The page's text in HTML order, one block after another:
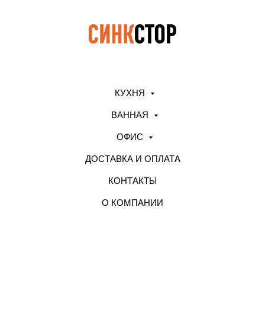
КУХНЯ
ВАННАЯ
ОФИС
ДОСТАВКА И ОПЛАТА
КОНТАКТЫ
О КОМПАНИИ